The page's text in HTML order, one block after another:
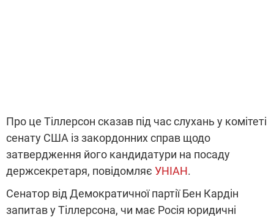
Про це Тіллерсон сказав під час слухань у комітеті
сенату США із закордонних справ щодо
затвердження його кандидатури на посаду
держсекретаря, повідомляє УНІАН.
Сенатор від Демократичної партії Бен Кардін
запитав у Тіллерсона, чи має Росія юридичні